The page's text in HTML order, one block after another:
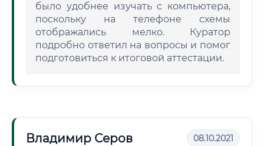
было удобнее изучать с компьютера,
поскольку на телефоне схемы
отображались мелко. Куратор
подробно ответил на вопросы и помог
подготовиться к итоговой аттестации.
Владимир Серов 08.10.2021